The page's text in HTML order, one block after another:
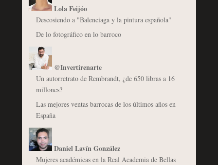
Lola Feijóo
Descosiendo a "Balenciaga y la pintura española"
De lo fotográfico en lo barroco
@Invertirenarte
Un autorretrato de Rembrandt, ¿de 650 libras a 16
millones?
Las mejores ventas barrocas de los últimos años en
España
Daniel Lavín González
Mujeres académicas en la Real Academia de Bellas